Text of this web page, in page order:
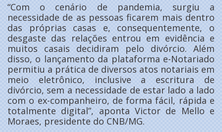
“Com o cenário de pandemia, surgiu a
necessidade de as pessoas ficarem mais dentro
das próprias casas e, consequentemente, o
desgaste das relações entrou em evidência e
muitos casais decidiram pelo divórcio. Além
disso, o lançamento da plataforma e-Notariado
permitiu a prática de diversos atos notariais em
meio eletrônico, inclusive a escritura de
divórcio, sem a necessidade de estar lado a lado
com o ex-companheiro, de forma fácil, rápida e
totalmente digital”, aponta Victor de Mello e
Moraes, presidente do CNB/MG.